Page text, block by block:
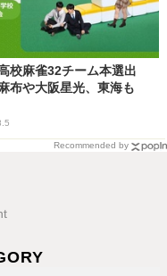
校麻雀32チーム本選出
布や大阪星光、東海も
Recommended by